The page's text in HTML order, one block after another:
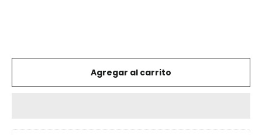
Agregar al carrito